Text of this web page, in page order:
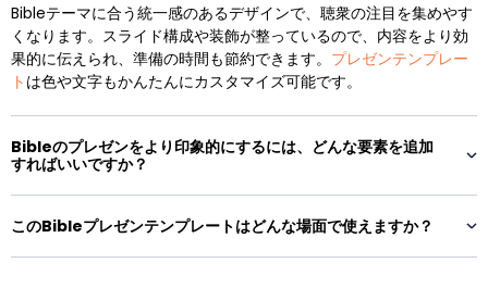
Bibleテーマに合う統一感のあるデザインで、聴衆の注目を集めやす
くなります。スライド構成や装飾が整っているので、内容をより効
果的に伝えられ、準備の時間も節約できます。 プレゼンテンプレー
ト は色や文字もかんたんにカスタマイズ可能です。
Bibleのプレゼンをより印象的にするには、どんな要素を追加
すればいいですか？
このBibleプレゼンテンプレートはどんな場面で使えますか？